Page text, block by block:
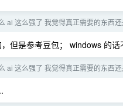
ai 这么强了 我觉得真正需要的东西
但是参考豆包； windows 的
ai 这么强了 我觉得真正需要的东西